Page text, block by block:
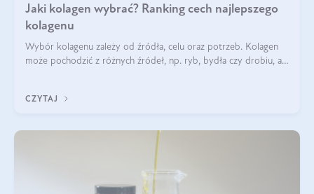
Jaki kolagen wybrać? Ranking cech najlepszego
kolagenu
Wybór kolagenu zależy od źródła, celu oraz potrzeb. Kolagen
może pochodzić z różnych źródeł, np. ryb, bydła czy drobiu, a
bydlęcy.
CZYTAJ